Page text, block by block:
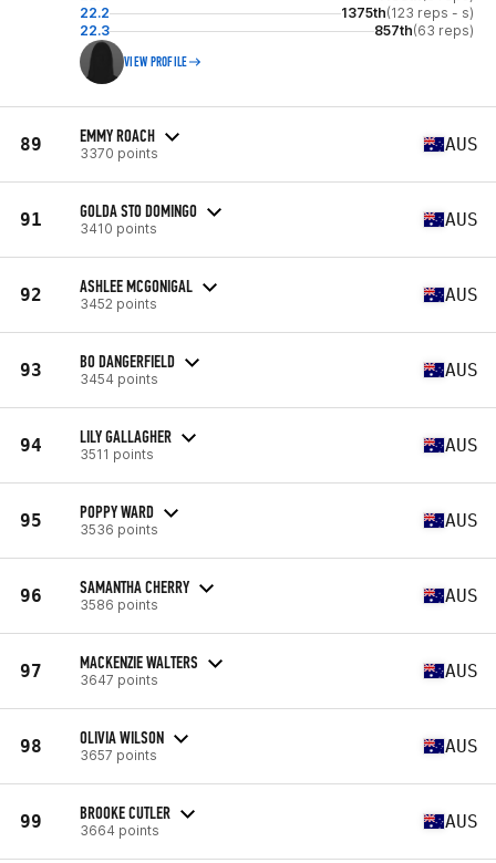
22.2
1375th(123 reps - s)
22.3
857th(63 reps)
VIEW PROFILE
89 EMMY ROACH
3370 points AUS
91 GOLDA STO DOMINGO
3410 points AUS
92 ASHLEE MCGONIGAL
3452 points AUS
93 BO DANGERFIELD
3454 points AUS
94 LILY GALLAGHER
3511 points AUS
95 POPPY WARD
3536 points AUS
96 SAMANTHA CHERRY
3586 points AUS
97 MACKENZIE WALTERS
3647 points AUS
98 OLIVIA WILSON
3657 points AUS
99 BROOKE CUTLER
3664 points AUS